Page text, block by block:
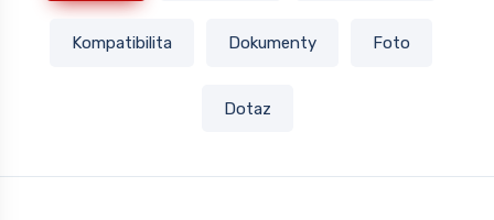
Kompatibilita Dokumenty Foto
Dotaz